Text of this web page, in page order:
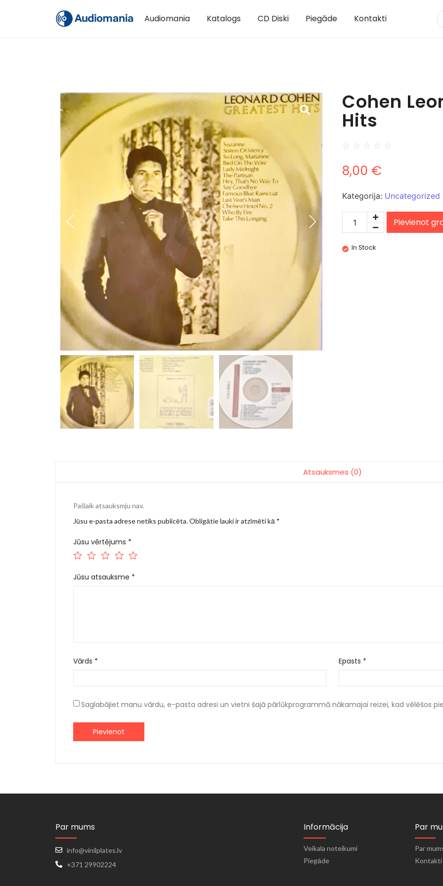
Audiomania Katalogs CD Diski Piegāde Kontakti
Cohen
Hits
☆ ☆ ☆ ☆ ☆
8,00 €
Kategorija: Uncategorized
Pievienot
In Stock
Atsauksmes (0)
Pašlaik atsauksmju nav.
Jūsu e-pasta adrese netiks publicēta.Obligātie lauki ir atzīmēti kā *
Jūsu vērtējums *
Jūsu atsauksme *
Vārds * Epasts *
Saglabājiet manu vārdu, e-pasta adresi un vietni šajā pārlūkprogrammā nākamajai reizei, kad vēlēšos
Par mums
info@vinilplates.lv
+371 29902224
Informācija
Veikala noteikumi
Piegāde
Par
Par
Kontakti